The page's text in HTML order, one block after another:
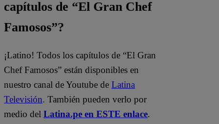
capítulos de “El Gran Chef
Famosos”?
¡Latino! Todos los capítulos de “El Gran
Chef Famosos” están disponibles en
nuestro canal de Youtube de Latina
Televisión. También pueden verlo por
medio del Latina.pe en ESTE enlace.